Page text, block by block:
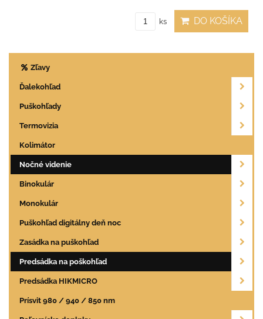
ks DO KOŠÍKA
Zľavy
Ďalekohľad
Puškohľady
Termovizia
Kolimátor
Nočné videnie
Binokulár
Monokulár
Puškohľad digitálny deň noc
Zasádka na puškohľad
Predsádka na poškohľad
Predsádka HIKMICRO
Prísvit 980 / 940 / 850 nm